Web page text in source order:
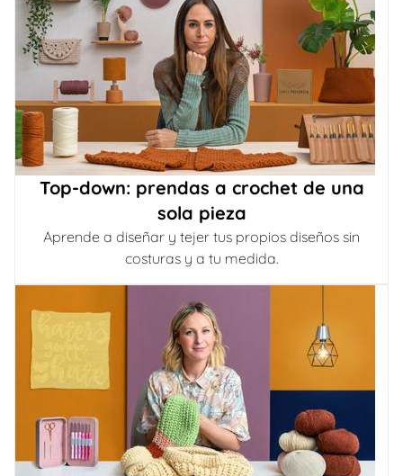
Top-down: prendas a crochet de una
sola pieza
Aprende a diseñar y tejer tus propios diseños sin
costuras y a tu medida.